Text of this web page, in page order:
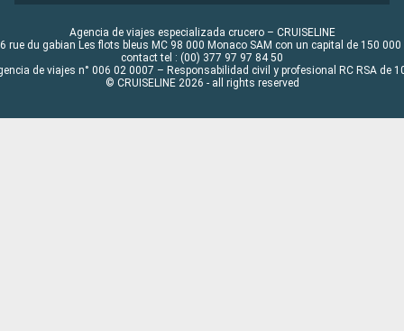
Agencia de viajes especializada crucero – CRUISELINE
rue du gabian Les flots bleus MC 98 000 Monaco SAM con un capital de 150 000
contact tel : (00) 377 97 97 84 50
de viajes n° 006 02 0007 – Responsabilidad civil y profesional RC RSA de
© CRUISELINE 2026 - all rights reserved